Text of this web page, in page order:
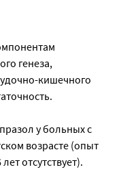
генеза,
кишечного
у больных с
возрасте (опыт
отсутствует).